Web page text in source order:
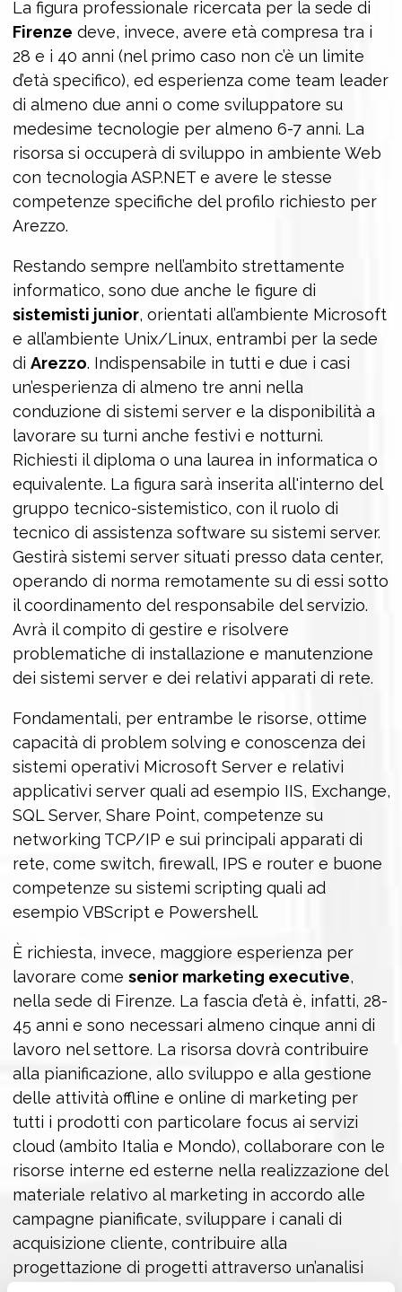
La figura professionale ricercata per la sede di
Firenze deve, invece, avere età compresa tra i
28 e i 40 anni (nel primo caso non c’è un limite
d’età specifico), ed esperienza come team leader
di almeno due anni o come sviluppatore su
medesime tecnologie per almeno 6-7 anni. La
risorsa si occuperà di sviluppo in ambiente Web
con tecnologia ASP.NET e avere le stesse
competenze specifiche del profilo richiesto per
Arezzo.
Restando sempre nell’ambito strettamente
informatico, sono due anche le figure di
sistemisti junior, orientati all’ambiente Microsoft
e all’ambiente Unix/Linux, entrambi per la sede
di Arezzo. Indispensabile in tutti e due i casi
un’esperienza di almeno tre anni nella
conduzione di sistemi server e la disponibilità a
lavorare su turni anche festivi e notturni.
Richiesti il diploma o una laurea in informatica o
equivalente. La figura sarà inserita all'interno del
gruppo tecnico-sistemistico, con il ruolo di
tecnico di assistenza software su sistemi server.
Gestirà sistemi server situati presso data center,
operando di norma remotamente su di essi sotto
il coordinamento del responsabile del servizio.
Avrà il compito di gestire e risolvere
problematiche di installazione e manutenzione
dei sistemi server e dei relativi apparati di rete.
Fondamentali, per entrambe le risorse, ottime
capacità di problem solving e conoscenza dei
sistemi operativi Microsoft Server e relativi
applicativi server quali ad esempio IIS, Exchange,
SQL Server, Share Point, competenze su
networking TCP/IP e sui principali apparati di
rete, come switch, firewall, IPS e router e buone
competenze su sistemi scripting quali ad
esempio VBScript e Powershell.
È richiesta, invece, maggiore esperienza per
lavorare come senior marketing executive,
nella sede di Firenze. La fascia d’età è, infatti, 28-
45 anni e sono necessari almeno cinque anni di
lavoro nel settore. La risorsa dovrà contribuire
alla pianificazione, allo sviluppo e alla gestione
delle attività offline e online di marketing per
tutti i prodotti con particolare focus ai servizi
cloud (ambito Italia e Mondo), collaborare con le
risorse interne ed esterne nella realizzazione del
materiale relativo al marketing in accordo alle
campagne pianificate, sviluppare i canali di
acquisizione cliente, contribuire alla
progettazione di progetti attraverso un’analisi